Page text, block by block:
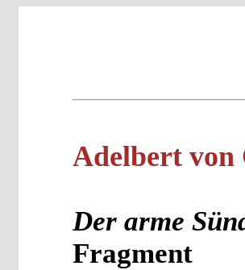
Adelbert von
Der arme
Fragment